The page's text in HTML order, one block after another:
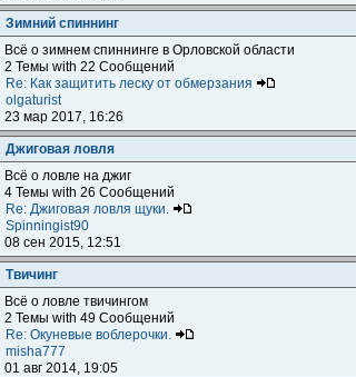
Зимний спиннинг
Всё о зимнем спиннинге в Орловской области
2 Темы with 22 Сообщений
Re: Как защитить леску от обмерзания
olgaturist
23 мар 2017, 16:26
Джиговая ловля
Всё о ловле на джиг
4 Темы with 26 Сообщений
Re: Джиговая ловля щуки.
Spinningist90
08 сен 2015, 12:51
Твичинг
Всё о ловле твичингом
2 Темы with 49 Сообщений
Re: Окуневые воблерочки.
misha777
01 авг 2014, 19:05